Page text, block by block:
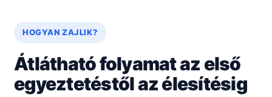
HOGYAN ZAJLIK?
Átlátható folyamat az első
egyeztetéstől az élesítésig